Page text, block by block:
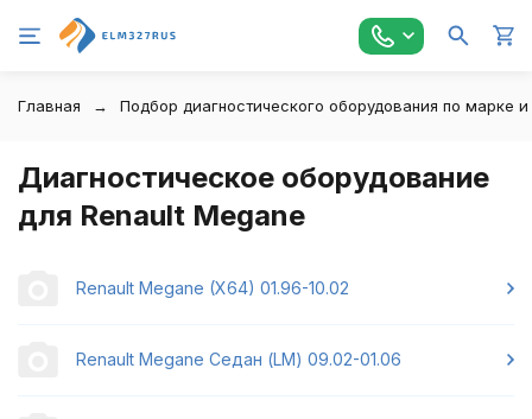
Главная Подбор диагностического оборудования по марке
Диагностическое оборудование
для Renault Megane
Renault Megane (X64) 01.96-10.02
Renault Megane Седан (LM) 09.02-01.06